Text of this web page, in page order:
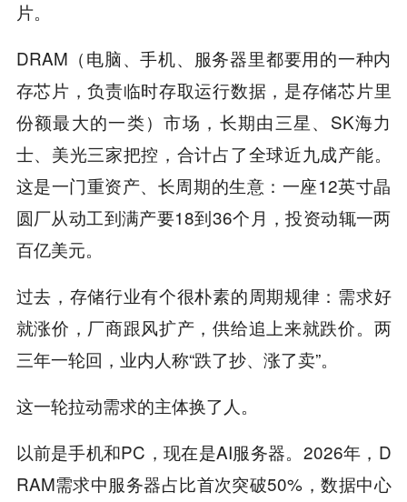
片。
DRAM（电脑、手机、服务器里都要用的一种内
存芯片，负责临时存取运行数据，是存储芯片里
份额最大的一类）市场，长期由三星、SK海力
士、美光三家把控，合计占了全球近九成产能。
这是一门重资产、长周期的生意：一座12英寸晶
圆厂从动工到满产要18到36个月，投资动辄一两
百亿美元。
过去，存储行业有个很朴素的周期规律：需求好
就涨价，厂商跟风扩产，供给追上来就跌价。两
三年一轮回，业内人称“跌了抄、涨了卖”。
这一轮拉动需求的主体换了人。
以前是手机和PC，现在是AI服务器。2026年，D
RAM需求中服务器占比首次突破50%，数据中心